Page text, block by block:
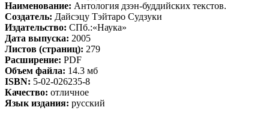
Наименование: Антология дзэн-буддийских текстов.
Создатель: Дайсэцу Тэйтаро Судзуки
Издательство: СПб.:«Наука»
Дата выпуска: 2005
Листов (страниц): 279
Расширение: PDF
Объем файла: 14.3 мб
ISBN: 5-02-026235-8
Качество: отличное
Язык издания: русский